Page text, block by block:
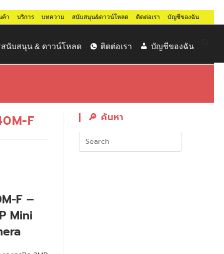
ค้า บริการ บทความ สนับสนุน&ดาวน์โหลด ติดต่อเรา บัญชีของฉัน
สนับสนุน & ดาวน์โหลด ติดต่อเรา บัญชีของฉัน
F
F –
Mini
🔎︎ ค้นหา